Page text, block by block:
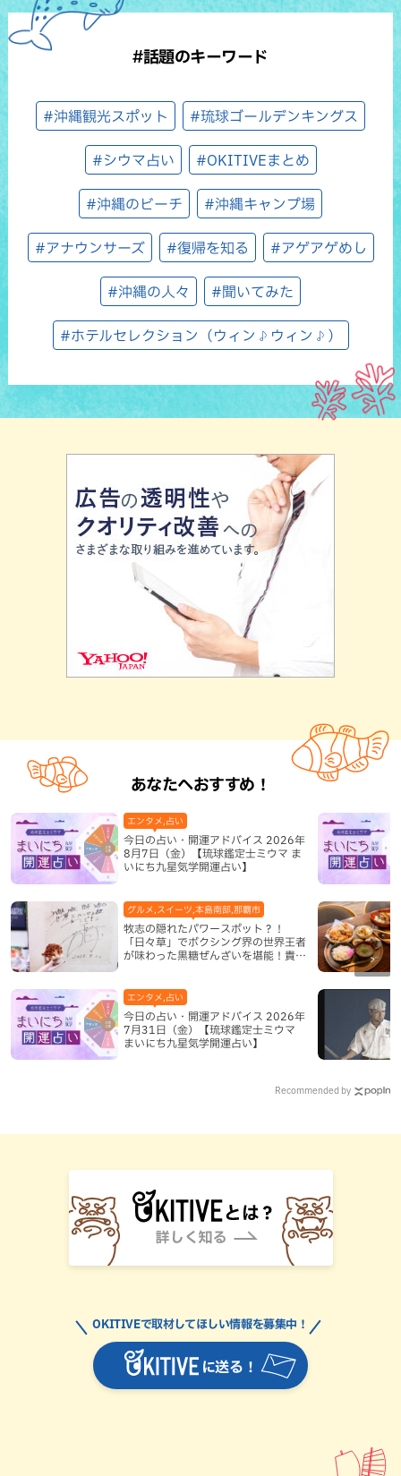
#話題のキーワード
#沖縄観光スポット #琉球ゴールデンキングス
#シウマ占い #OKITIVEまとめ
#沖縄のビーチ #沖縄キャンプ場
#アナウンサーズ #復帰を知る #アゲアゲめし
#沖縄の人々 #聞いてみた
#ホテルセレクション（ウィン♪ウィン♪）
あなたへおすすめ！
今日の占い・開運アドバイス 2026年
8月7日（金）【琉球鑑定士ミウマ ま
いにち九星気学開運占い】
エンタメ,占い
牧志の隠れたパワースポット？！
「日々草」でボクシング界の世界王者
が味わった黒糖ぜんざいを堪能！貴重
グルメ,スイーツ,本島南部,那覇市
今日の占い・開運アドバイス 2026年
7月31日（金）【琉球鑑定士ミウマ
まいにち九星気学開運占い】
エンタメ,占い
Recommended by
に送る！
OKITIVEで取材してほしい情報を募集中！